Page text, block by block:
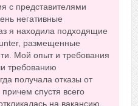
с представителями
негативные
я находила подходящие
размещенные
Мой опыт и требования
требованию
получала отказы от
причем спустя всего
на вакансию.